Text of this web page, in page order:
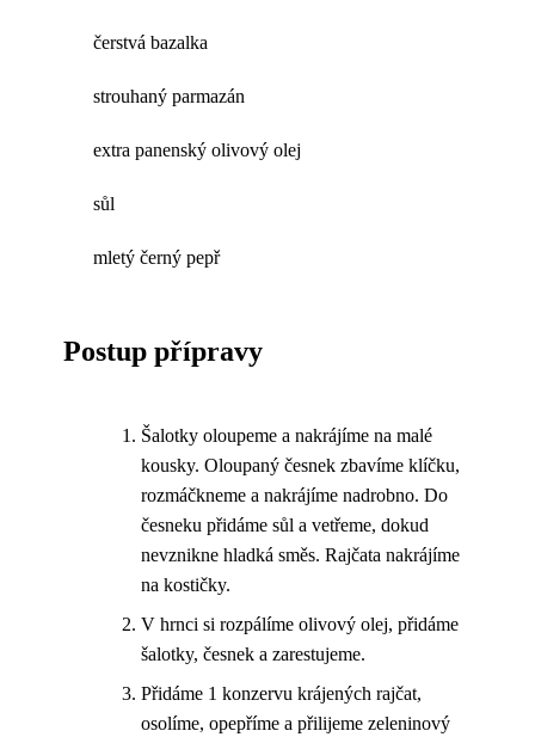
čerstvá bazalka
strouhaný parmazán
extra panenský olivový olej
sůl
mletý černý pepř
Postup přípravy
Šalotky oloupeme a nakrájíme na malé
kousky. Oloupaný česnek zbavíme klíčku,
rozmáčkneme a nakrájíme nadrobno. Do
česneku přidáme sůl a vetřeme, dokud
nevznikne hladká směs. Rajčata nakrájíme
na kostičky.
V hrnci si rozpálíme olivový olej, přidáme
šalotky, česnek a zarestujeme.
Přidáme 1 konzervu krájených rajčat,
osolíme, opepříme a přilijeme zeleninový